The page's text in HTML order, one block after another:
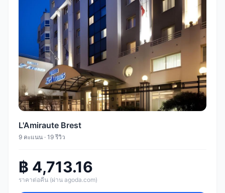
L'Amiraute Brest
9 คะแนน · 19 รีวิว
฿ 4,713.16
ราคาต่อคืน (ผ่าน agoda.com)